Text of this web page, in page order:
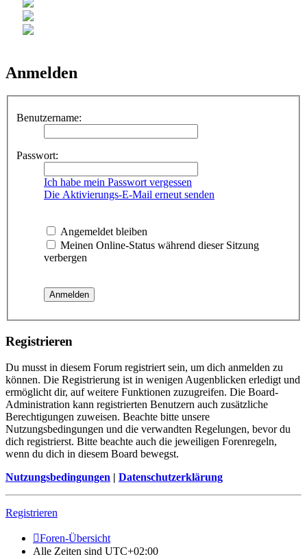
Anmelden
Benutzername:
Passwort:
Ich habe mein Passwort vergessen
Die Aktivierungs-E-Mail erneut senden
Angemeldet bleiben
Meinen Online-Status während dieser Sitzung
verbergen
Registrieren
Du musst in diesem Forum registriert sein, um dich anmelden zu
können. Die Registrierung ist in wenigen Augenblicken erledigt und
ermöglicht dir, auf weitere Funktionen zuzugreifen. Die Board-
Administration kann registrierten Benutzern auch zusätzliche
Berechtigungen zuweisen. Beachte bitte unsere
Nutzungsbedingungen und die verwandten Regelungen, bevor du
dich registrierst. Bitte beachte auch die jeweiligen Forenregeln,
wenn du dich in diesem Board bewegst.
Nutzungsbedingungen | Datenschutzerklärung
Registrieren
Foren-Übersicht
Alle Zeiten sind UTC+02:00